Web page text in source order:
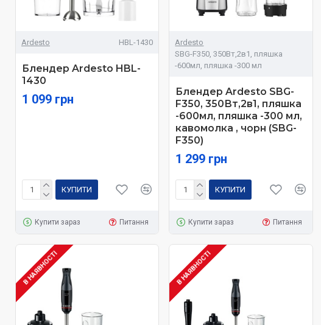
Ardesto HBL-1430
Блендер Ardesto HBL-
1430
1 099 грн
КУПИТИ
Купити зараз Питання
Ardesto
SBG-F350, 350Вт,2в1, пляшка
-600мл, пляшка -300 мл
Блендер Ardesto SBG-
F350, 350Вт,2в1, пляшка
-600мл, пляшка -300 мл,
кавомолка , чорн (SBG-
F350)
1 299 грн
КУПИТИ
Купити зараз Питання
В НАЯВНОСТІ В НАЯВНОСТІ